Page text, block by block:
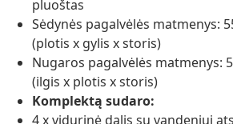
pluoštas
Sėdynės pagalvėlės matmenys:
(plotis x gylis x storis)
Nugaros pagalvėlės matmenys:
(ilgis x plotis x storis)
Komplektą sudaro:
4 x vidurinė dalis su vandeniui